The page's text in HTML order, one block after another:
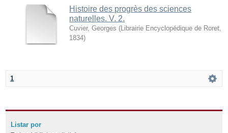
Histoire des progrès des sciences
naturelles. V. 2.
Cuvier, Georges ( Librairie Encyclopédique de Roret
1834)
1
Listar por